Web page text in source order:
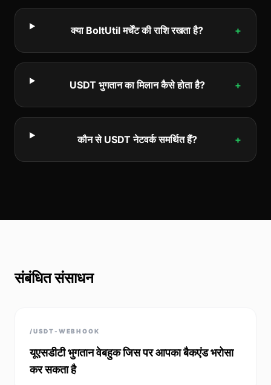
क्या BoltUtil मर्चेंट की राशि रखता है? +
USDT भुगतान का मिलान कैसे होता है? +
कौन से USDT नेटवर्क समर्थित हैं? +
संबंधित संसाधन
/USDT-WEBHOOK
यूएसडीटी भुगतान वेबहुक जिस पर आपका बैकएंड भरोसा
कर सकता है